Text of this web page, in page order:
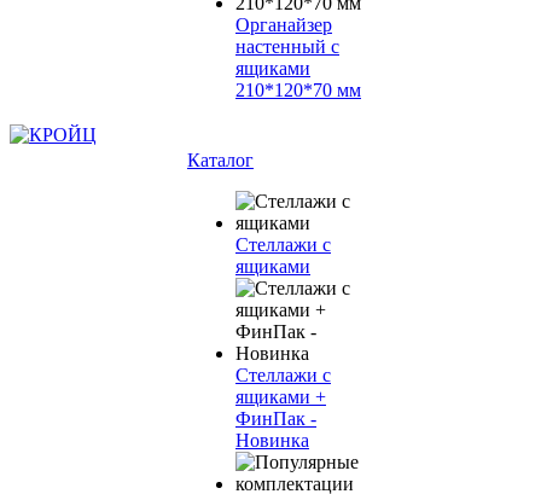
Органайзер
настенный с
ящиками
210*120*70 мм
Каталог
Стеллажи с
ящиками
Стеллажи с
ящиками +
ФинПак -
Новинка